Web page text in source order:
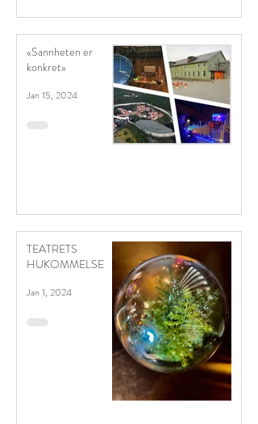
«Sannheten er
konkret»
Jan 15, 2024
TEATRETS
HUKOMMELSE
Jan 1, 2024